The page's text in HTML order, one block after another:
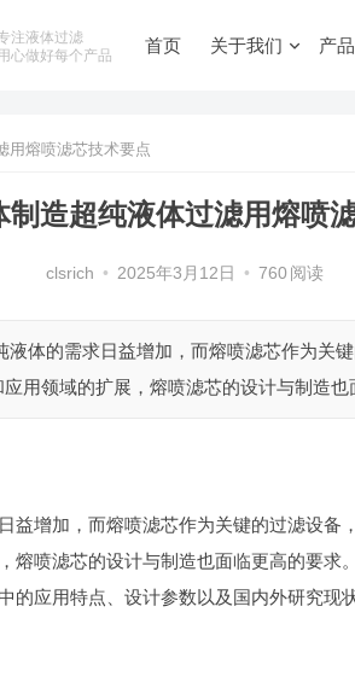
注液体过滤
心做好每个产品
首页 关于我们 产
用熔喷滤芯技术要点
制造超纯液体过滤用熔喷
clsrich • 2025年3月12日 • 760 阅读
体的需求日益增加，而熔喷滤芯作为关
用领域的扩展，熔喷滤芯的设计与制造也
益增加，而熔喷滤芯作为关键的过滤设备
熔喷滤芯的设计与制造也面临更高的要求
的应用特点、设计参数以及国内外研究现